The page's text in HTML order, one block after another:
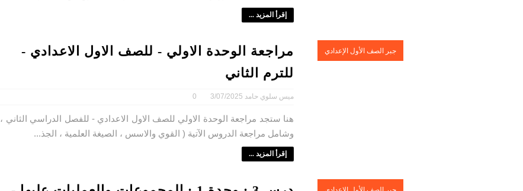
إقرأ المزيد ...
جبر الصف الأول الإعدادي
مراجعة الوحدة الاولي - للصف الاول الاعدادي -
للترم الثاني
ميس سلوي حامد 3/07/2025
0
هنا ستجد مراجعة الوحدة الاولي للصف الاول الاعدادي - للفصل الدراسي الثاني ،
وشامل مراجعة الدروس الآتية ( القوي والاسس ، الصيغة العلمية ، الجذ...
إقرأ المزيد ...